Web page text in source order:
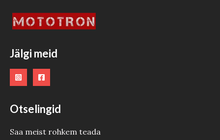
Jälgi meid
Otselingid
Saa meist rohkem teada